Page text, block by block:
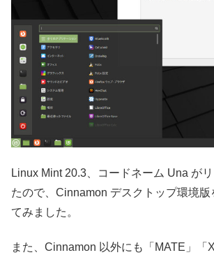
Linux Mint 20.3、コードネーム Una が
たので、Cinnamon デスクトップ環境版
てみました。
また、Cinnamon 以外にも「MATE」「